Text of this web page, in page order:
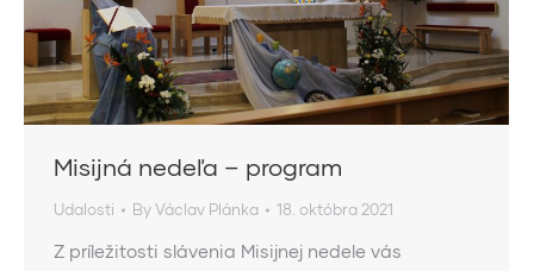
Misijná nedeľa – program
Udalosti ByVáclav Plánka 18. októbra 2021
Z príležitosti slávenia Misijnej nedele vás